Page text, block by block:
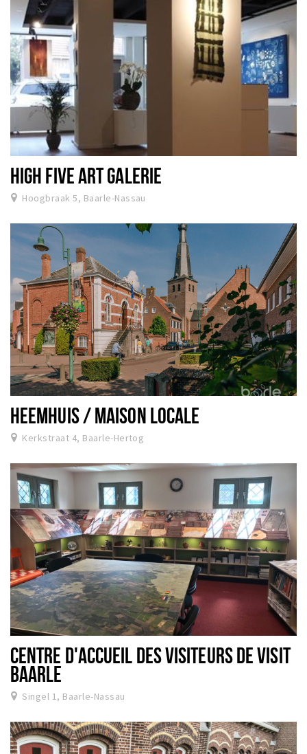
HIGH FIVE ART GALERIE
Hoogbraak 5, Baarle-Nassau
HEEMHUIS / MAISON LOCALE
Kerkstraat 4, Baarle-Hertog
CENTRE D'ACCUEIL DES VISITEURS DE VISIT
BAARLE
Singel 1, Baarle-Nassau